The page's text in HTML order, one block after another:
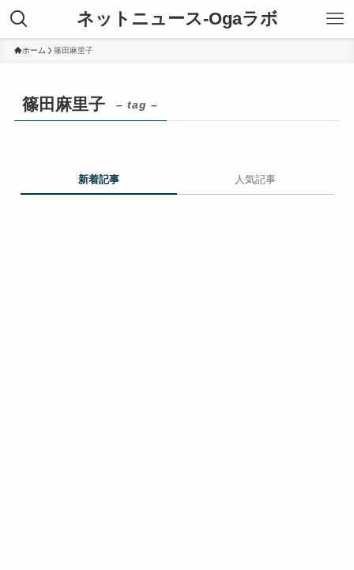
ネットニュース-Ogaラボ
ホーム 篠田麻里子
篠田麻里子 – tag –
新着記事 人気記事